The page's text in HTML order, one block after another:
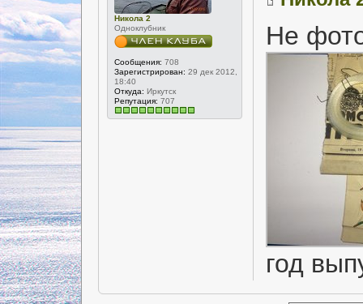
Никола 2
Одноклубник
Сообщения: 708
Зарегистрирован: 29 дек 2012,
18:40
Откуда: Иркутск
Репутация: 707
Не
год